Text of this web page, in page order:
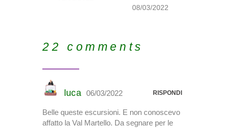
08/03/2022
22 comments
luca 06/03/2022 RISPONDI
Belle queste escursioni. E non conoscevo
affatto la Val Martello. Da segnare per le